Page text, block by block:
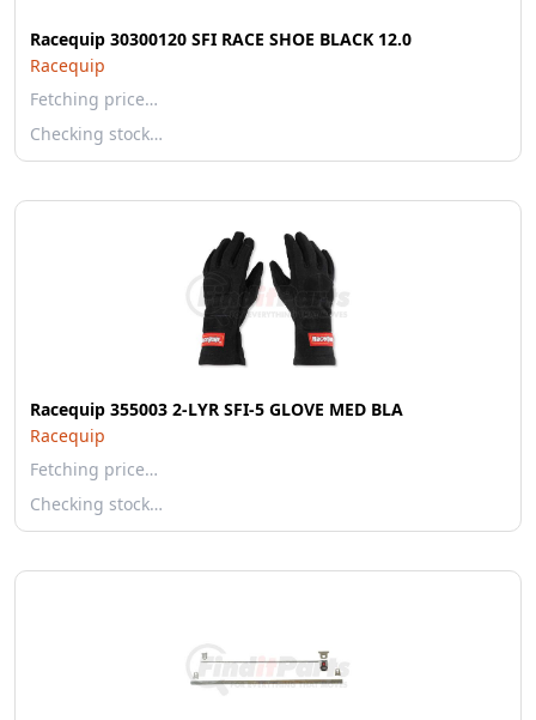
Racequip 30300120 SFI RACE SHOE BLACK 12.0
Racequip
Fetching price…
Checking stock…
Racequip 355003 2-LYR SFI-5 GLOVE MED BLA
Racequip
Fetching price…
Checking stock…